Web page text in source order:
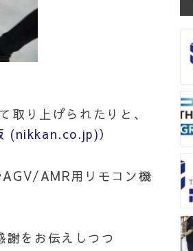
取り上げられたりと 、
(nikkan.co.jp)）
AMR用リモコン機
謝をお伝えしつつ